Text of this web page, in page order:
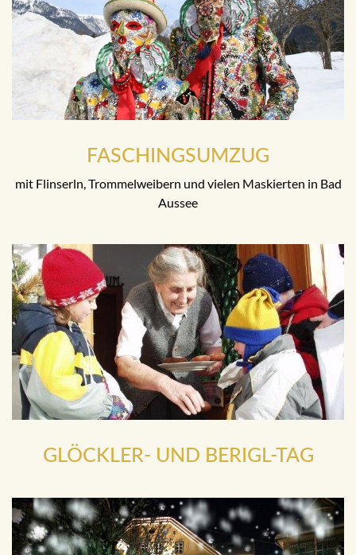
FASCHINGSUMZUG
mit Flinserln, Trommelweibern und vielen Maskierten in Bad
Aussee
GLÖCKLER- UND BERIGL-TAG